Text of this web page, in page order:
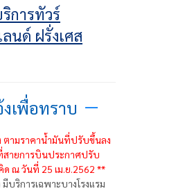
การทัวร์
ลนด์ ฝรั่งเศส
เพื่อทราบ
ตามราคาน้ำมันที่ปรับขึ้นลง
สายการบินประกาศปรับ
ณ วันที่ 25 เม.ย.2562 **
ริการเฉพาะบางโรงแรม